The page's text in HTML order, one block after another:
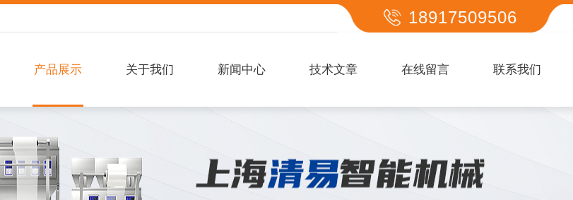
18917509506
产品展示 关于我们 新闻中心 技术文章 在线留言 联系我们